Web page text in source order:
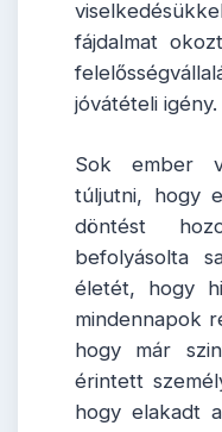
fájdalmat
jóvátételi igény.
Sok ember
túljutni, hogy
döntést
befolyásolta
életét, hogy
mindennapok
hogy már
érintett
hogy elakadt